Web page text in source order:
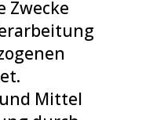
Zwecke
Mittel